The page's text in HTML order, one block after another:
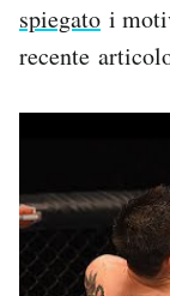
spiegato i
recente